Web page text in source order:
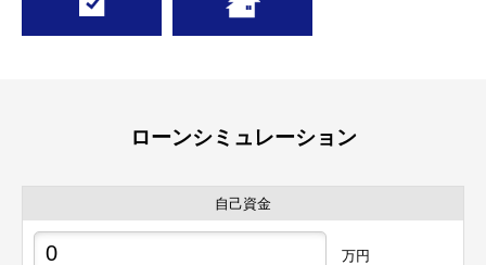
ローンシミュレーション
自己資金
万円